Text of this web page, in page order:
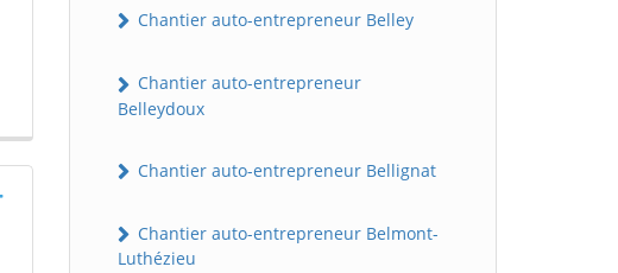
Chantier auto-entrepreneur Belley
Chantier auto-entrepreneur
Belleydoux
Chantier auto-entrepreneur Bellignat
Chantier auto-entrepreneur Belmont-
Luthézieu